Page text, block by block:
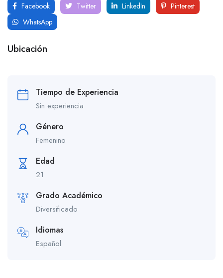
Facebook Twitter LinkedIn
Pinterest
WhatsApp
Ubicación
Tiempo de Experiencia
Sin experiencia
Género
Femenino
Edad
21
Grado Académico
Diversificado
Idiomas
Español